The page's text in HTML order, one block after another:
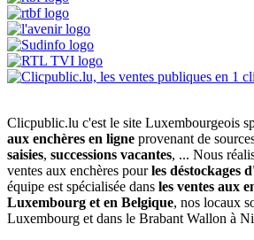
Clicpublic.lu c'est le site Luxembourgeois
aux enchères en ligne provenant de
saisies, successions vacantes, ... Nous
ventes aux enchères pourles déstockages
équipe est spécialisée dans les ventes aux
Luxembourg et en Belgique, nos locaux
Luxembourg et dans le Brabant Wallon à